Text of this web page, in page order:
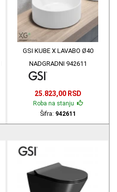
GSI KUBE X LAVABO Ø40
NADGRADNI 942611
25.823,00 RSD
Roba na stanju
Šifra: 942611